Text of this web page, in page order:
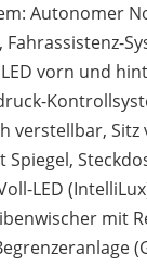
Autonomer
Fahrassistenz-
vorn und
verstellbar,
LED
mit